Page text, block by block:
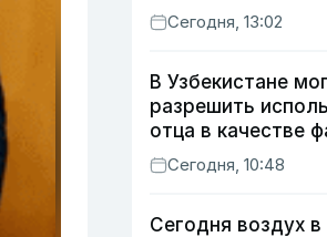
Сегодня, 13:02
В Узбекистане
разрешить
отца в качестве
ребенка
Сегодня, 10:48
Сегодня воздух в